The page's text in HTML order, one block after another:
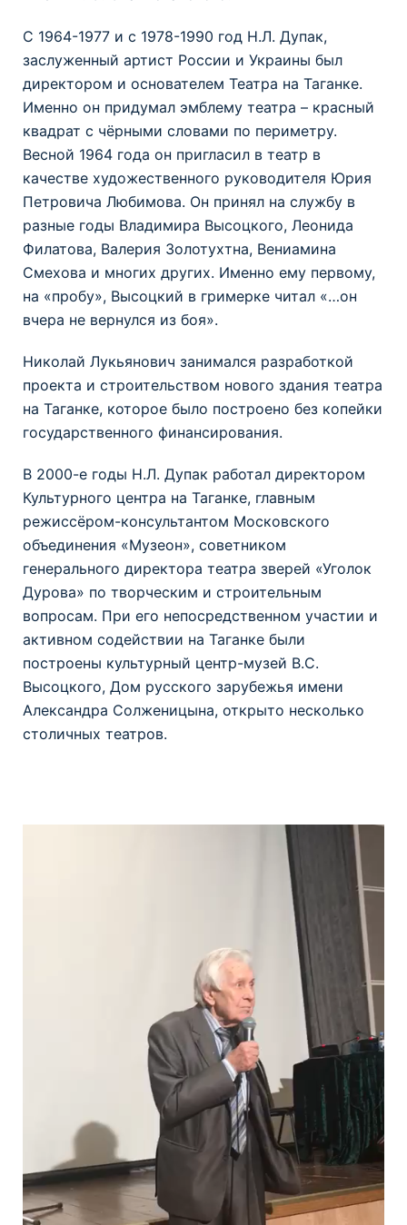
С 1964-1977 и с 1978-1990 год Н.Л. Дупак,
заслуженный артист России и Украины был
директором и основателем Театра на Таганке.
Именно он придумал эмблему театра – красный
квадрат с чёрными словами по периметру.
Весной 1964 года он пригласил в театр в
качестве художественного руководителя Юрия
Петровича Любимова. Он принял на службу в
разные годы Владимира Высоцкого, Леонида
Филатова, Валерия Золотухтна, Вениамина
Смехова и многих других. Именно ему первому,
на «пробу», Высоцкий в гримерке читал «…он
вчера не вернулся из боя».
Николай Лукьянович занимался разработкой
проекта и строительством нового здания театра
на Таганке, которое было построено без копейки
государственного финансирования.
В 2000-е годы Н.Л. Дупак работал директором
Культурного центра на Таганке, главным
режиссёром-консультантом Московского
объединения «Музеон», советником
генерального директора театра зверей «Уголок
Дурова» по творческим и строительным
вопросам. При его непосредственном участии и
активном содействии на Таганке были
построены культурный центр-музей В.С.
Высоцкого, Дом русского зарубежья имени
Александра Солженицына, открыто несколько
столичных театров.